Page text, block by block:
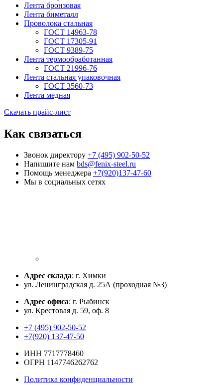
Лента бронзовая
Лента биметалл
Проволока стальная
ГОСТ 14963-78
ГОСТ 17305-91
ГОСТ 9389-75
Лента термообработанная
ГОСТ 21996-76
Лента стальная упаковочная
ГОСТ 3560-73
Лента медная
Скачать прайс-лист
Как связаться
Звонок директору +7 (495) 902-50-52
Напишите нам bds@fenix-steel.ru
Помощь менеджера +7(920)137-47-60
Мы в социальных сетях
Адрес склада: г. Химки
ул. Ленинградская д. 25А (проходная №3)
Адрес офиса: г. Рыбинск
ул. Крестовая д. 59, оф. 8
+7 (495) 902-50-52
+7(920) 137-47-50
ИНН 7717778460
ОГРН 1147746262762
Политика конфиденциальности